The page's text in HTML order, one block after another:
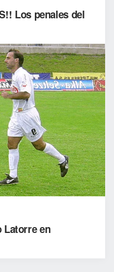
Los penales del
Latorre en